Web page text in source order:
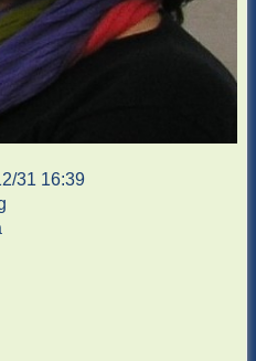
31 16:39